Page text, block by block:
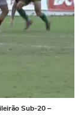
Sub-20 –